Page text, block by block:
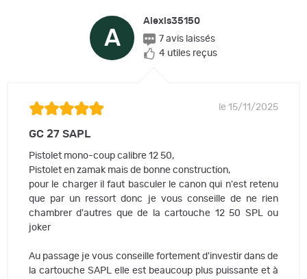
A
Alexis35150
7 avis laissés
4 utiles reçus
le 15/11/2025
GC 27 SAPL
Pistolet mono-coup calibre 12 50,
Pistolet en zamak mais de bonne construction,
pour le charger il faut basculer le canon qui n'est retenu
que par un ressort donc je vous conseille de ne rien
chambrer d'autres que de la cartouche 12 50 SPL ou
joker
Au passage je vous conseille fortement d'investir dans de
la cartouche SAPL elle est beaucoup plus puissante et à